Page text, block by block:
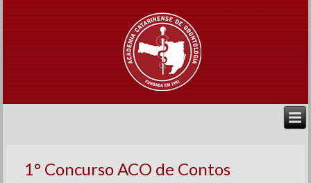
1° Concurso ACO de Contos